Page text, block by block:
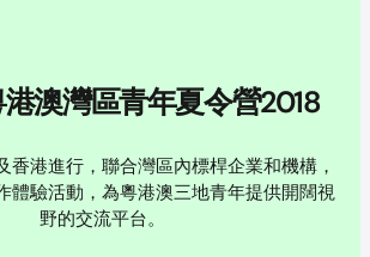
澳灣區青年夏令營2018
香港進行，聯合灣區內標桿企業和機構，
體驗活動，為粵港澳三地青年提供開闊視
野的交流平台。